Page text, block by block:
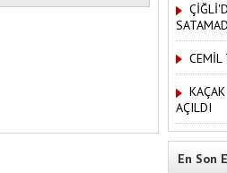
CEMİL
AÇILDI
En Son